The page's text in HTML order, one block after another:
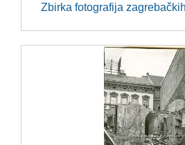
Zbirka fotografija